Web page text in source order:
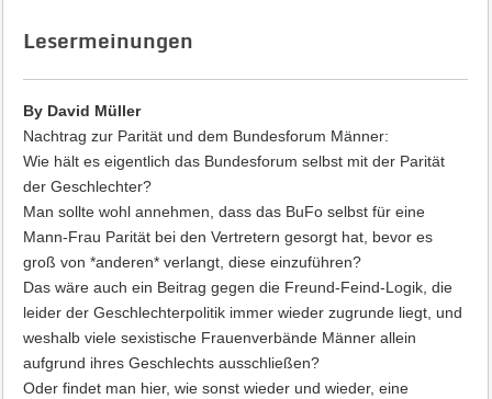
Lesermeinungen
By David Müller
Nachtrag zur Parität und dem Bundesforum Männer:
Wie hält es eigentlich das Bundesforum selbst mit der Parität
der Geschlechter?
Man sollte wohl annehmen, dass das BuFo selbst für eine
Mann-Frau Parität bei den Vertretern gesorgt hat, bevor es
groß von *anderen* verlangt, diese einzuführen?
Das wäre auch ein Beitrag gegen die Freund-Feind-Logik, die
leider der Geschlechterpolitik immer wieder zugrunde liegt, und
weshalb viele sexistische Frauenverbände Männer allein
aufgrund ihres Geschlechts ausschließen?
Oder findet man hier, wie sonst wieder und wieder, eine